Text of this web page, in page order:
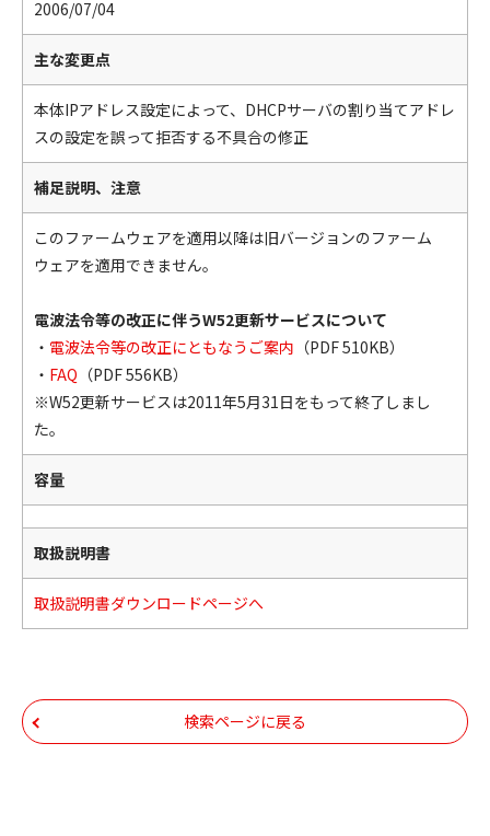
2006/07/04
主な変更点
本体IPアドレス設定によって、DHCPサーバの割り当てアドレ
スの設定を誤って拒否する不具合の修正
補足説明、注意
このファームウェアを適用以降は旧バージョンのファーム
ウェアを適用できません。
電波法令等の改正に伴うW52更新サービスについて
・ 電波法令等の改正にともなうご案内 （PDF 510KB）
・ FAQ （PDF 556KB）
※W52更新サービスは2011年5月31日をもって終了しまし
た。
容量
取扱説明書
取扱説明書ダウンロードページへ
検索ページに戻る